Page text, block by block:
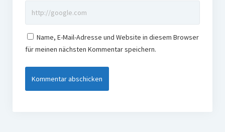
Name, E-Mail-Adresse und Website in diesem Browser
für meinen nächsten Kommentar speichern.